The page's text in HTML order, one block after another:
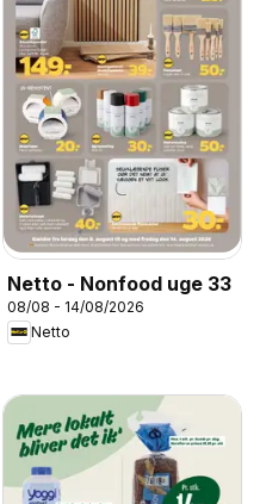
Netto - Nonfood uge 33
08/08 - 14/08/2026
Netto